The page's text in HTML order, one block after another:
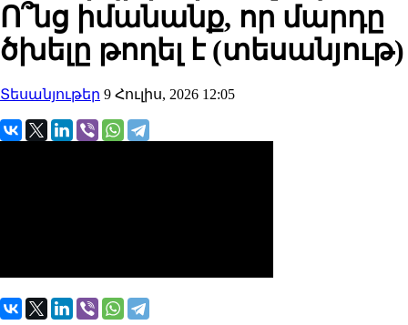
Ո՞նց իմանանք, որ մարդը
ծխելը թողել է (տեսանյութ)
Տեսանյութեր 9 Հուլիս, 2026 12:05